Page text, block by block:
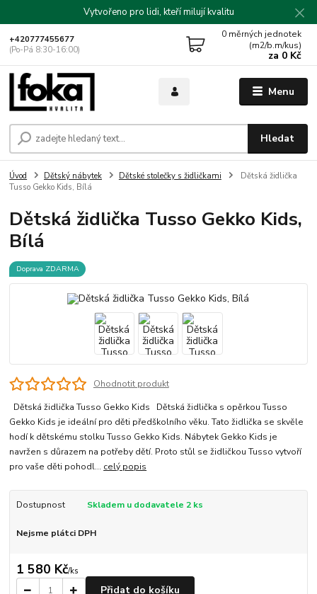
Vytvořeno pro lidi, kteří milují kvalitu
Menu
Hledat
+420777455677
(Po-Pá 8:30-16:00)
0 měrných jednotek
(m2/b.m/kus)
za 0 Kč
Úvod Dětský nábytek Dětské stolečky s židličkami
Dětská židlička
Tusso Gekko Kids, Bílá
Dětská židlička Tusso Gekko Kids,
Bílá
Doprava ZDARMA
Ohodnotit produkt
Dětská židlička Tusso Gekko Kids Dětská židlička s opěrkou Tusso
Gekko Kids je ideální pro děti předškolního věku. Tato židlička se skvěle
hodí k dětskému stolku Tusso Gekko Kids. Nábytek Gekko Kids je
navržen s důrazem na potřeby dětí. Proto stůl se židličkou Tusso vytvoří
pro vaše děti pohodl... celý popis
Dostupnost Skladem u dodavatele 2 ks
Nejsme plátci DPH
1 580 Kč/ks
Přidat do košíku